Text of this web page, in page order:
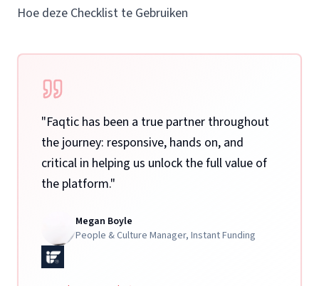
Hoe deze Checklist te Gebruiken
"Faqtic has been a true partner throughout
the journey: responsive, hands on, and
critical in helping us unlock the full value of
the platform."
Megan Boyle
People & Culture Manager, Instant Funding